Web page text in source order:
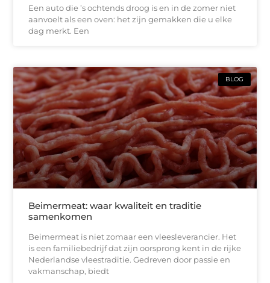
Een auto die ’s ochtends droog is en in de zomer niet
aanvoelt als een oven: het zijn gemakken die u elke
dag merkt. Een
BLOG
Beimermeat: waar kwaliteit en traditie
samenkomen
Beimermeat is niet zomaar een vleesleverancier. Het
is een familiebedrijf dat zijn oorsprong kent in de rijke
Nederlandse vleestraditie. Gedreven door passie en
vakmanschap, biedt